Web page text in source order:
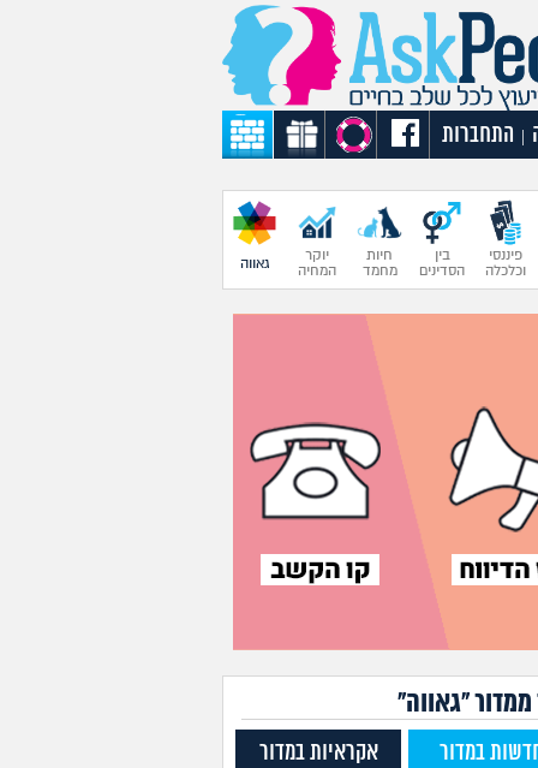
התחברות
פיננסי
וכלכלה
בין
הסדינים
חיות
מחמד
יוקר
המחיה
גאווה
ממדור "גאווה"
במדור אקראיות במדור